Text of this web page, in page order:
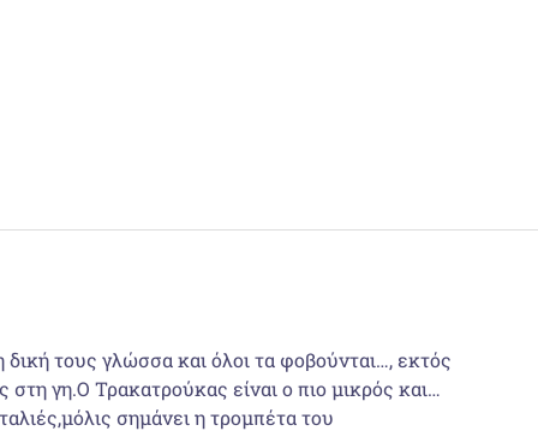
τους γλώσσα και όλοι τα φοβούνται…, εκτός
στη γη.Ο Τρακατρούκας είναι ο πιο μικρός και…
σημάνει η τρομπέτα του